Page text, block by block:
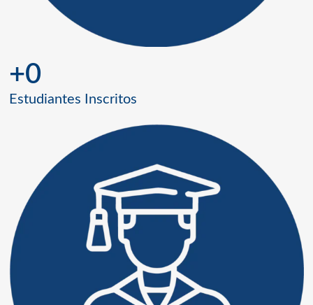
Estudiantes Inscritos
+0